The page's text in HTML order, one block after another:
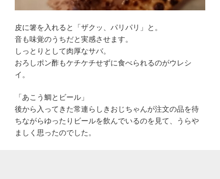
皮に箸を入れると「ザクッ、パリパリ」と。
音も味覚のうちだと実感させます。
しっとりとして肉厚なサバ。
おろしポン酢もケチケチせずに食べられるのがウレシ
イ。
「あこう鯛とビール」
後から入ってきた常連らしきおじちゃんが注文の品を待
ちながらゆったりビールを飲んでいるのを見て、うらや
ましく思ったのでした。